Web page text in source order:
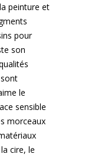
peinture et
pour
son
le
sensible
morceaux
cire, le